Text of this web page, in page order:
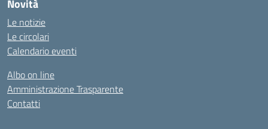
Novità
Le notizie
Le circolari
Calendario eventi
Albo on line
Amministrazione Trasparente
Contatti